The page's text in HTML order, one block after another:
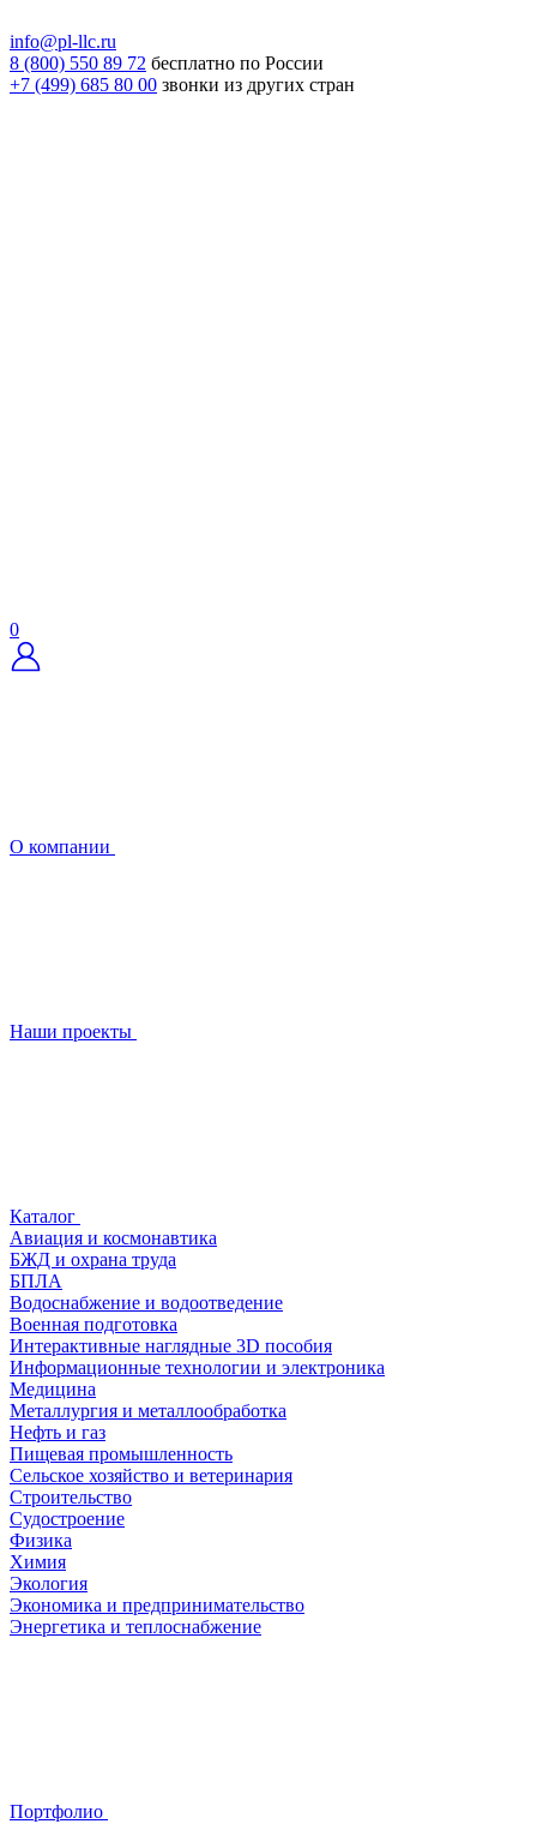
info@pl-llc.ru
8 (800) 550 89 72 бесплатно по России
+7 (499) 685 80 00 звонки из других стран
0
О компании
Наши проекты
Каталог
Авиация и космонавтика
БЖД и охрана труда
БПЛА
Водоснабжение и водоотведение
Военная подготовка
Интерактивные наглядные 3D пособия
Информационные технологии и электроника
Медицина
Металлургия и металлообработка
Нефть и газ
Пищевая промышленность
Сельское хозяйство и ветеринария
Строительство
Судостроение
Физика
Химия
Экология
Экономика и предпринимательство
Энергетика и теплоснабжение
Портфолио